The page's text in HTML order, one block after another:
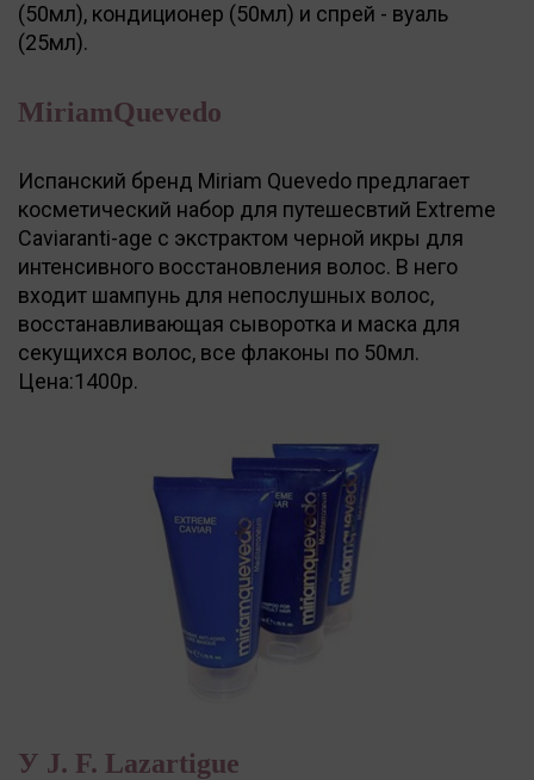
(50мл), кондиционер (50мл) и спрей - вуаль
(25мл).
MiriamQuevedo
Испанский бренд Miriam Quevedo предлагает
косметический набор для путешесвтий Extreme
Caviaranti-age с экстрактом черной икры для
интенсивного восстановления волос. В него
входит шампунь для непослушных волос,
восстанавливающая сыворотка и маска для
секущихся волос, все флаконы по 50мл.
Цена:1400р.
У J. F. Lazartigue